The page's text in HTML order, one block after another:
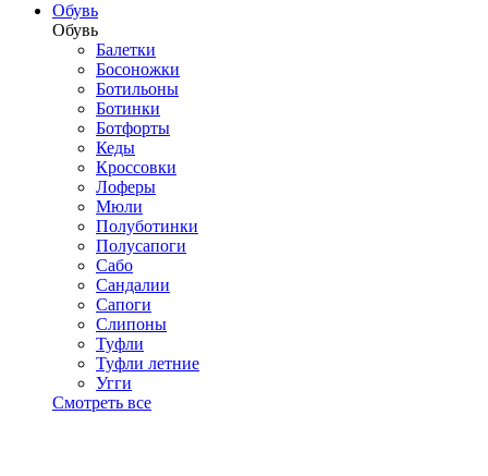
Обувь
Обувь
Балетки
Босоножки
Ботильоны
Ботинки
Ботфорты
Кеды
Кроссовки
Лоферы
Мюли
Полуботинки
Полусапоги
Сабо
Сандалии
Сапоги
Слипоны
Туфли
Туфли летние
Угги
Смотреть все